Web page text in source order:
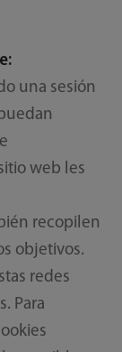
una sesión
web les
recopilen
objetivos.
redes
Para